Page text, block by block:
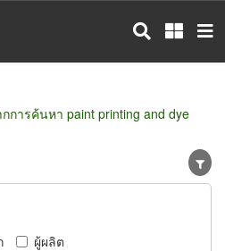
การค้นหา paint printing and dye
ผู้ผลิต